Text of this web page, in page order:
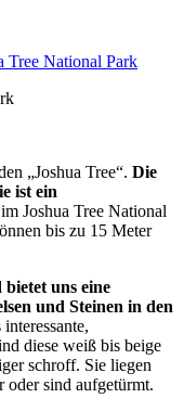
„Joshua Tree“. Die
ist ein
Joshua Tree National
bis zu 15 Meter
uns eine
und Steinen in den
diese weiß bis beige
schroff. Sie liegen
oder sind aufgetürmt.